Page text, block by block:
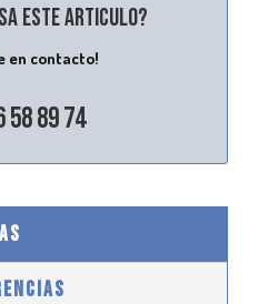
este articulo?
en contacto!
58 89 74